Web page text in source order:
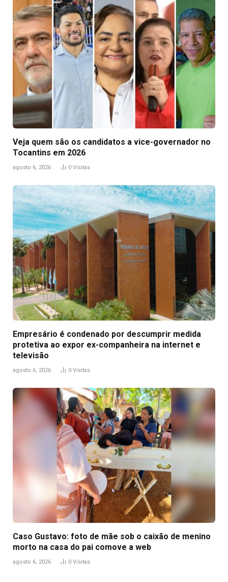
Veja quem são os candidatos a vice-governador no
Tocantins em 2026
agosto 6, 2026 0 Visitas
Empresário é condenado por descumprir medida
protetiva ao expor ex-companheira na internet e
televisão
agosto 6, 2026 0 Visitas
Caso Gustavo: foto de mãe sob o caixão de menino
morto na casa do pai comove a web
agosto 6, 2026 0 Visitas